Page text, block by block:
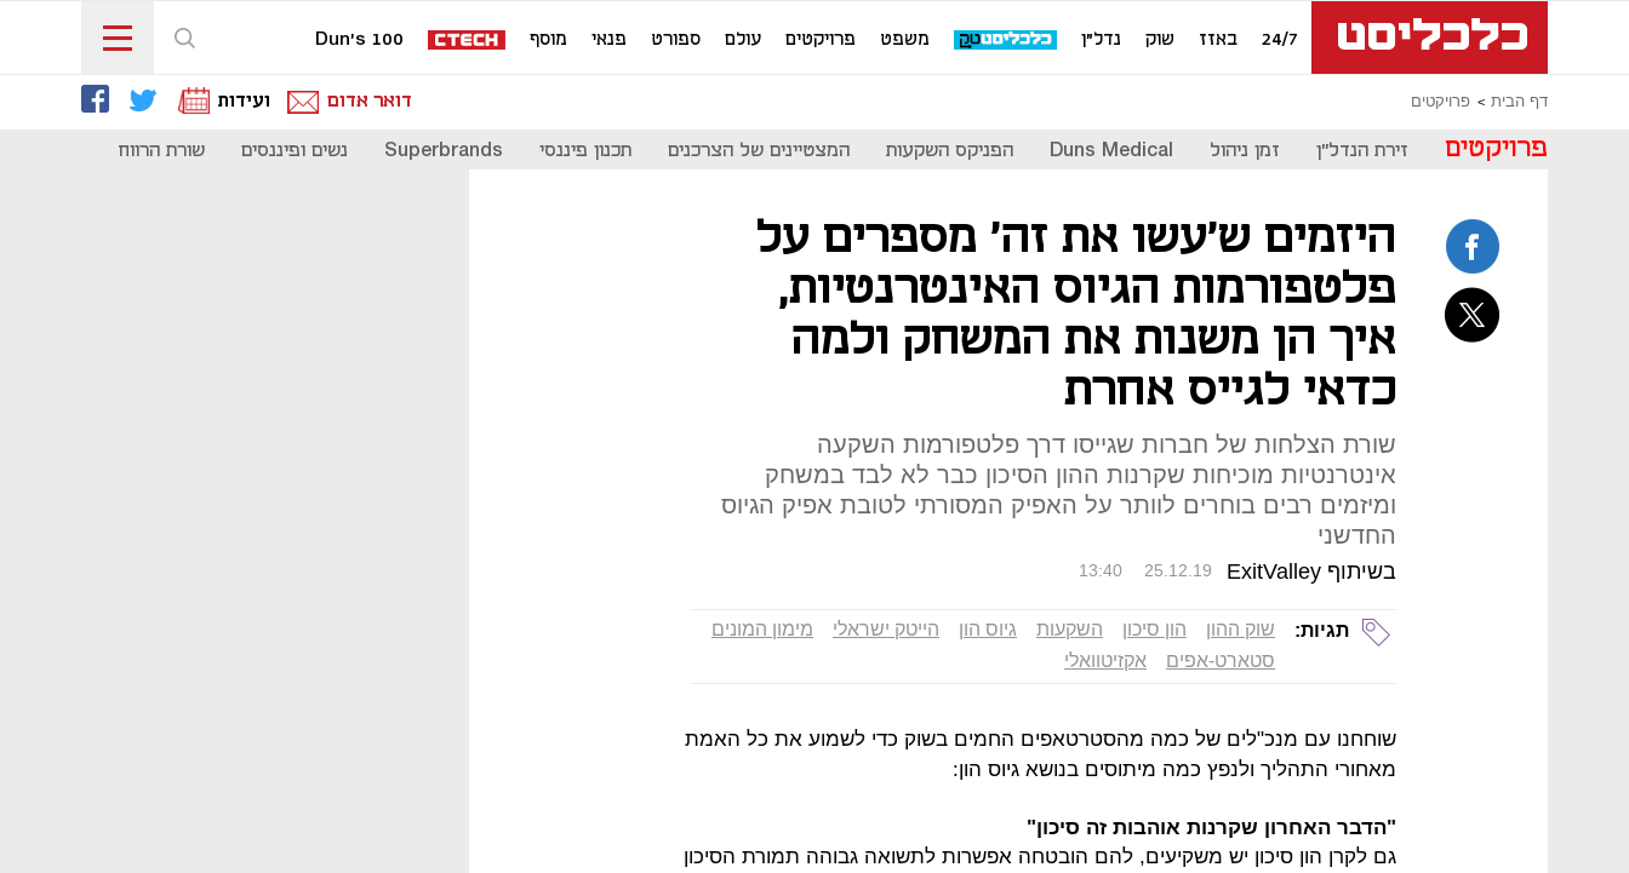
24/7 באזז שוק נדל"ן משפט פרויקטים עולם ספורט פנאי מוסף Dun's 100
דף הבית פרויקטים דואר אדום ועידות
פרויקטים זירת הנדל"ן זמן ניהול Duns Medical הפניקס השקעות המצטיינים של הצרכנים תכנון פיננסי Superbrands נשים ופיננסים שורת הרווח
היזמים ש'עשו את זה' מספרים על
פלטפורמות הגיוס האינטרנטיות,
איך הן משנות את המשחק ולמה
כדאי לגייס אחרת
שורת הצלחות של חברות שגייסו דרך פלטפורמות השקעה
אינטרנטיות מוכיחות שקרנות ההון הסיכון כבר לא לבד במשחק
ומיזמים רבים בוחרים לוותר על האפיק המסורתי לטובת אפיק הגיוס
החדשני
בשיתוף ExitValley 13:40 25.12.19
תגיות: שוק ההון הון סיכון השקעות גיוס הון הייטק ישראלי
מימון המונים
סטארט-אפים
אקזיטוואלי
שוחחנו עם מנכ"לים של כמה מהסטרטאפים החמים בשוק כדי לשמוע את כל האמת
מאחורי התהליך ולנפץ כמה מיתוסים בנושא גיוס הון:
"הדבר האחרון שקרנות אוהבות זה סיכון"
גם לקרן הון סיכון יש משקיעים, להם הובטחה אפשרות לתשואה גבוהה תמורת הסיכון